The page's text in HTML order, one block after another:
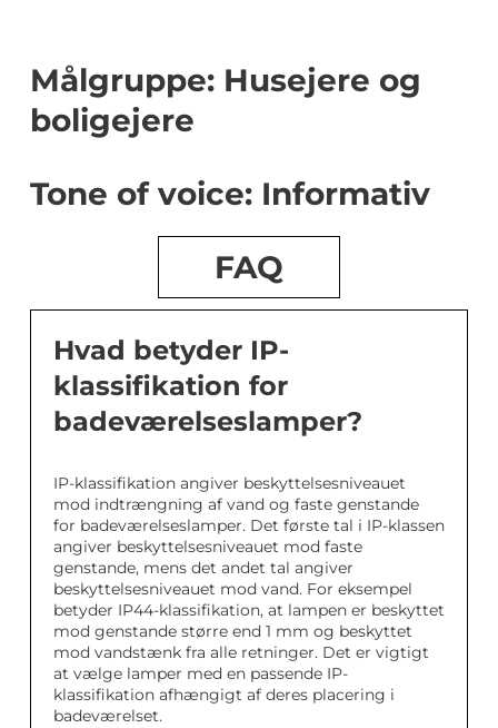
Målgruppe: Husejere og
boligejere
Tone of voice: Informativ
FAQ
Hvad betyder IP-
klassifikation for
badeværelseslamper?
IP-klassifikation angiver beskyttelsesniveauet
mod indtrængning af vand og faste genstande
for badeværelseslamper. Det første tal i IP-klassen
angiver beskyttelsesniveauet mod faste
genstande, mens det andet tal angiver
beskyttelsesniveauet mod vand. For eksempel
betyder IP44-klassifikation, at lampen er beskyttet
mod genstande større end 1 mm og beskyttet
mod vandstænk fra alle retninger. Det er vigtigt
at vælge lamper med en passende IP-
klassifikation afhængigt af deres placering i
badeværelset.